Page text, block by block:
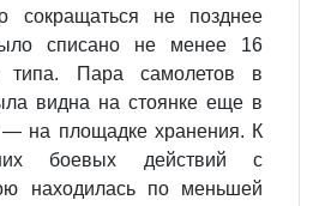
сокращаться не позднее
списано не менее 16
типа. Пара самолетов в
видна на стоянке еще в
на площадке хранения. К
боевых действий с
находилась по мень­шей